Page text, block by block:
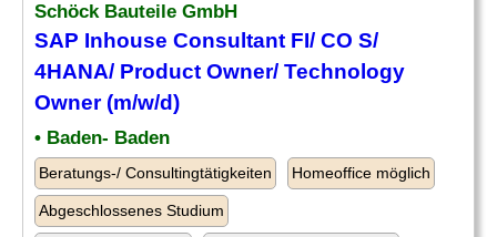
Schöck Bauteile GmbH
SAP Inhouse Consultant FI/ CO S/
4HANA/ Product Owner/ Technology
Owner (m/w/d)
• Baden- Baden
Beratungs-/ Consultingtätigkeiten Homeoffice möglich
Abgeschlossenes Studium